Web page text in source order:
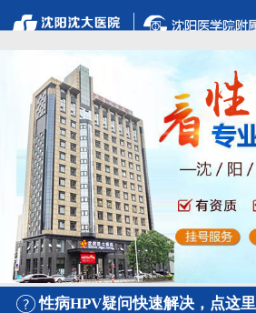
性病HPV疑问快速解决，点这里